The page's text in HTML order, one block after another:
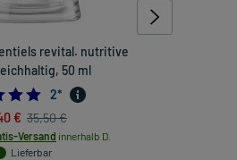
revital. nutritive
50 ml
5.0
2*
€ 35,50 €
Versand innerhalb D.
Lieferbar